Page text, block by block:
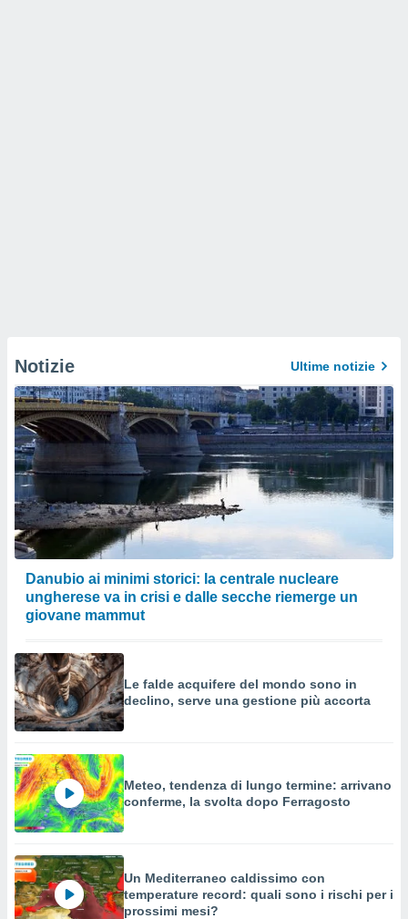
Notizie Ultime notizie
Danubio ai minimi storici: la centrale nucleare
ungherese va in crisi e dalle secche riemerge un
giovane mammut
Le falde acquifere del mondo sono in
declino, serve una gestione più accorta
Meteo, tendenza di lungo termine: arrivano
conferme, la svolta dopo Ferragosto
Un Mediterraneo caldissimo con
temperature record: quali sono i rischi per i
prossimi mesi?